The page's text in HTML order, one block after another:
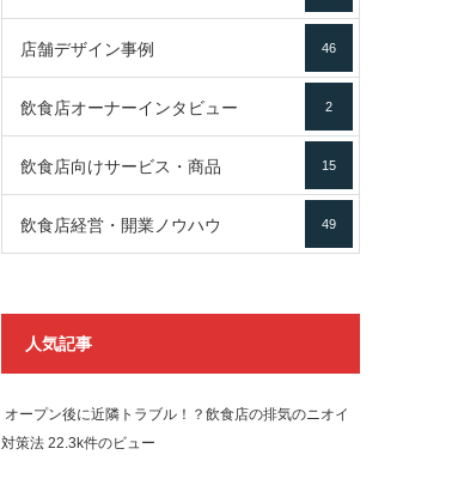
店舗デザイン事例 46
飲食店オーナーインタビュー 2
飲食店向けサービス・商品 15
飲食店経営・開業ノウハウ 49
人気記事
オープン後に近隣トラブル！？飲食店の排気のニオイ
対策法 22.3k件のビュー